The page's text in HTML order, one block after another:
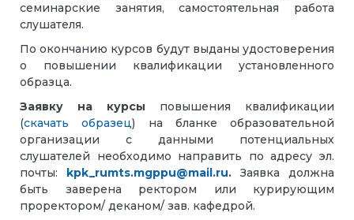
семинарские занятия, самостоятельная работа
слушателя.
По окончанию курсов будут выданы удостоверения
о повышении квалификации установленного
образца.
Заявку на курсы повышения квалификации
(скачать образец) на бланке образовательной
организации с данными потенциальных
слушателей необходимо направить по адресу эл.
почты: kpk_rumts.mgppu@mail.ru. Заявка должна
быть заверена ректором или курирующим
проректором/ деканом/ зав. кафедрой.